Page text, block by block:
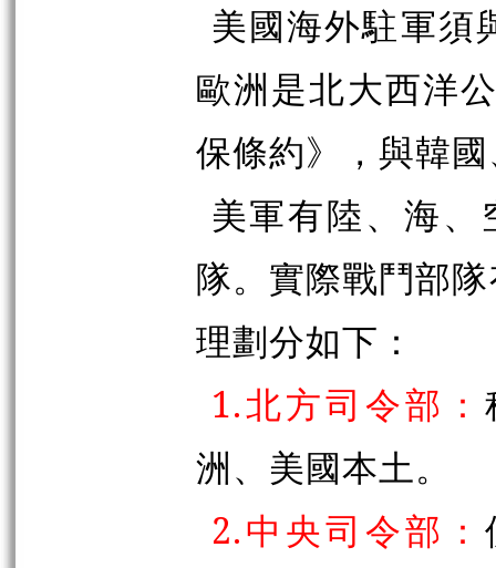
美國海外駐軍須
歐洲是北大西洋
保條約》，與韓
美軍有陸、海
隊。實際戰鬥部
理劃分如下：
1.北方司令部：
洲、美國本土。
2.中央司令部：